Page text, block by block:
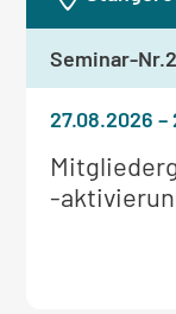
Weitere
-
27.08.2026–
Seminar-Nr.